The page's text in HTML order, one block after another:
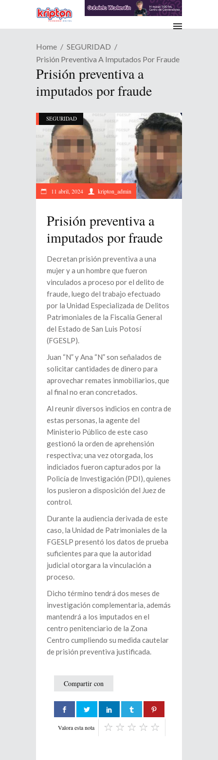
Home
SEGURIDAD
Prisión Preventiva A Imputados Por Fraude
Prisión preventiva a
imputados por fraude
SEGURIDAD
11 abril, 2024 kripton_admin
Prisión preventiva a
imputados por fraude
Decretan prisión preventiva a una
mujer y a un hombre que fueron
vinculados a proceso por el delito de
fraude, luego del trabajo efectuado
por la Unidad Especializada de Delitos
Patrimoniales de la Fiscalía General
del Estado de San Luis Potosí
(FGESLP).
Juan “N” y Ana “N” son señalados de
solicitar cantidades de dinero para
aprovechar remates inmobiliarios, que
al final no eran concretados.
Al reunir diversos indicios en contra de
estas personas, la agente del
Ministerio Público de este caso
gestionó la orden de aprehensión
respectiva; una vez otorgada, los
indiciados fueron capturados por la
Policía de Investigación (PDI), quienes
los pusieron a disposición del Juez de
control.
Durante la audiencia derivada de este
caso, la Unidad de Patrimoniales de la
FGESLP presentó los datos de prueba
suficientes para que la autoridad
judicial otorgara la vinculación a
proceso.
Dicho término tendrá dos meses de
investigación complementaria, además
mantendrá a los imputados en el
centro penitenciario de la Zona
Centro cumpliendo su medida cautelar
de prisión preventiva justificada.
Compartir con
Valora esta nota